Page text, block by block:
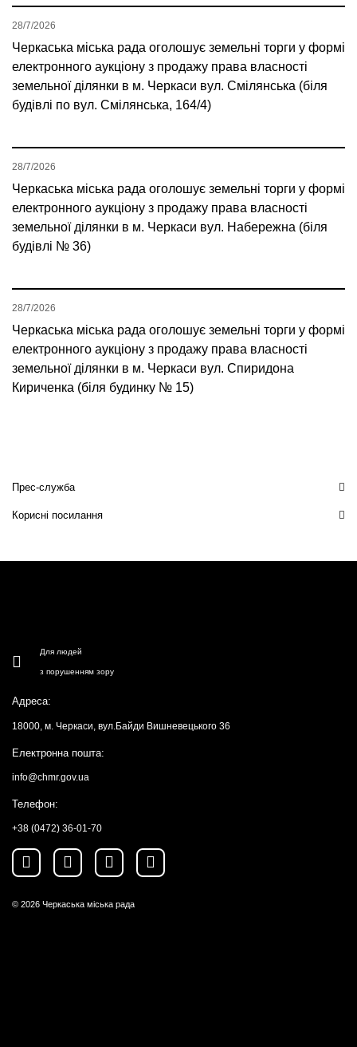
Черкаська міська рада оголошує земельні торги у формі
електронного аукціону з продажу права власності
земельної ділянки в м. Черкаси вул. Смілянська (біля
будівлі по вул. Смілянська, 164/4)
28/7/2026
Черкаська міська рада оголошує земельні торги у формі
електронного аукціону з продажу права власності
земельної ділянки в м. Черкаси вул. Набережна (біля
будівлі № 36)
28/7/2026
Черкаська міська рада оголошує земельні торги у формі
електронного аукціону з продажу права власності
земельної ділянки в м. Черкаси вул. Спиридона
Кириченка (біля будинку № 15)
28/7/2026
Прес-служба
Корисні посилання
Для людей
з порушенням зору
Адреса:
18000, м. Черкаси, вул.Байди Вишневецького 36
Електронна пошта:
info@chmr.gov.ua
Телефон:
+38 (0472) 36-01-70
© 2026 Черкаська міська рада